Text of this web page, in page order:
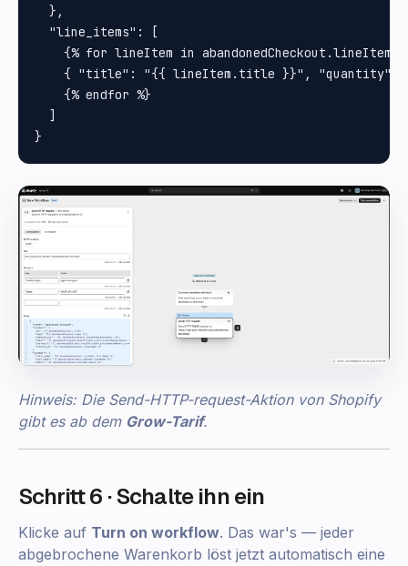
  },
  "line_items": [
{% for lineItem in abandonedCheckout.lineItems
{ "title": "{{ lineItem.title }}",
    {% endfor %}
  ]
Hinweis: Die Send-HTTP-request-Aktion von Shopify
gibt es ab dem Grow-Tarif.
Schritt 6 · Schalte ihn ein
Klicke auf Turn on workflow. Das war's — jeder
abgebrochene Warenkorb löst jetzt automatisch eine